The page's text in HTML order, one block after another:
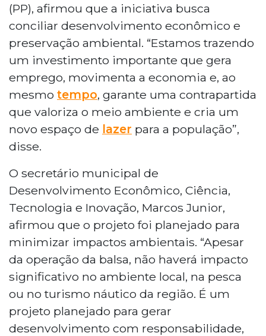
(PP), afirmou que a iniciativa busca
conciliar desenvolvimento econômico e
preservação ambiental. “Estamos trazendo
um investimento importante que gera
emprego, movimenta a economia e, ao
mesmo tempo, garante uma contrapartida
que valoriza o meio ambiente e cria um
novo espaço de lazer para a população”,
disse.
O secretário municipal de
Desenvolvimento Econômico, Ciência,
Tecnologia e Inovação, Marcos Junior,
afirmou que o projeto foi planejado para
minimizar impactos ambientais. “Apesar
da operação da balsa, não haverá impacto
significativo no ambiente local, na pesca
ou no turismo náutico da região. É um
projeto planejado para gerar
desenvolvimento com responsabilidade,